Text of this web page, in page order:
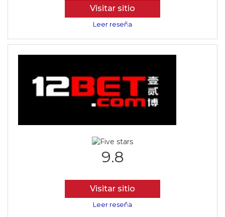
Visitar sitio
Leer reseña
9.8
Visitar sitio
Leer reseña